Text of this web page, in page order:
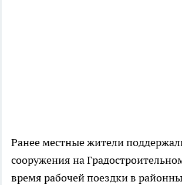
Ранее местные жители
сооружения на
время рабочей поездки в